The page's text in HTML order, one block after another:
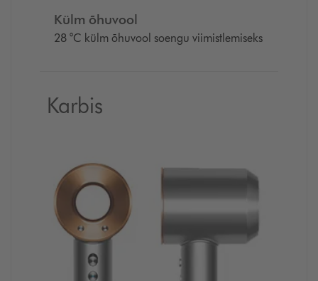
Külm õhuvool
28 °C külm õhuvool soengu viimistlemiseks
Karbis